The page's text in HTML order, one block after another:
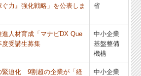
力』強化戦略」を公表しま
省
進人材育成「マナビDX Que
度受講生募集
中小企業
基盤整備
機構
緊迫化 9割超の企業が「経
中小企業